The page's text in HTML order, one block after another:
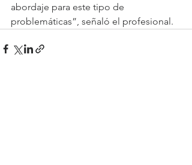
abordaje para este tipo de
problemáticas”, señaló el profesional.